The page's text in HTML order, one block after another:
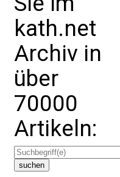
kath.net
Archiv in
über
70000
Artikeln: